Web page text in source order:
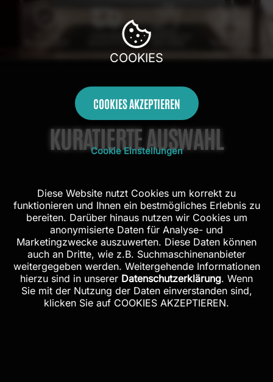
Kostenloser
Versand in DE
Handarbeit aus
KURATIERTE AUSWAHL
COOKIES
COOKIES AKZEPTIEREN
Cookie Einstellungen
Diese Website nutzt Cookies um korrekt zu
funktionieren und Ihnen ein bestmögliches Erlebnis zu
bereiten. Darüber hinaus nutzen wir Cookies um
anonymisierte Daten für Analyse- und
Marketingzwecke auszuwerten. Diese Daten können
auch an Dritte, wie z.B. Suchmaschinenanbieter
weitergegeben werden. Weitergehende Informationen
hierzu sind in unserer Datenschutzerklärung. Wenn
Sie mit der Nutzung der Daten einverstanden sind,
klicken Sie auf COOKIES AKZEPTIEREN.